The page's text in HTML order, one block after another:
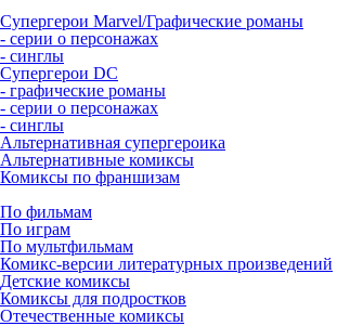
Супергерои Marvel/Графические романы
- серии о персонажах
- синглы
Супергерои DC
- графические романы
- серии о персонажах
- синглы
Альтернативная супергероика
Альтернативные комиксы
Комиксы по франшизам
По фильмам
По играм
По мультфильмам
Комикс-версии литературных произведений
Детские комиксы
Комиксы для подростков
Отечественные комиксы